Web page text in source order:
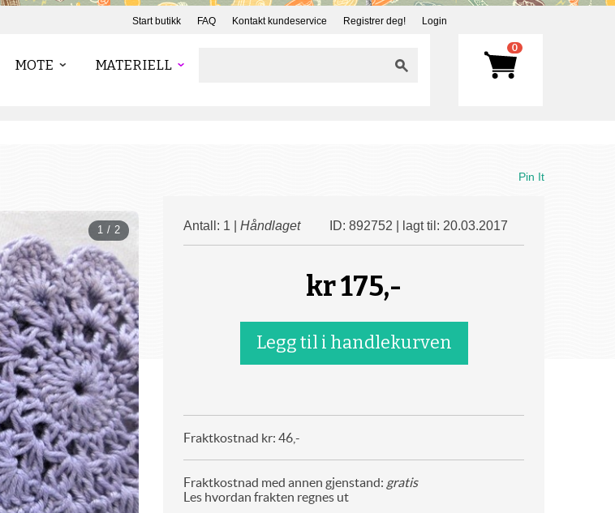
Start butikk FAQ Kontakt kundeservice Registrer deg! Login
MOTE MATERIELL
0
1 / 2
Pin It
Antall: 1 | Håndlaget ID: 892752 | lagt til: 20.03.2017
kr175,-
Fraktkostnad kr: 46,-
Fraktkostnad med annen gjenstand: gratis
Les hvordan frakten regnes ut